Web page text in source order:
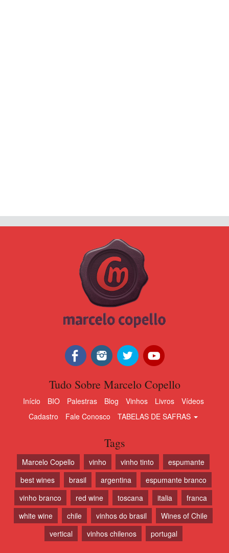
Tudo Sobre Marcelo Copello
Início BIO Palestras Blog Vinhos Livros
Vídeos
Cadastro
Fale Conosco TABELAS DE SAFRAS
Tags
Marcelo Copello vinho vinho tinto
espumante
best wines
brasil argentina
espumante branco
vinho branco
red wine toscana italia
franca
white wine
chile vinhos do brasil
Wines of Chile
vertical
vinhos chilenos portugal